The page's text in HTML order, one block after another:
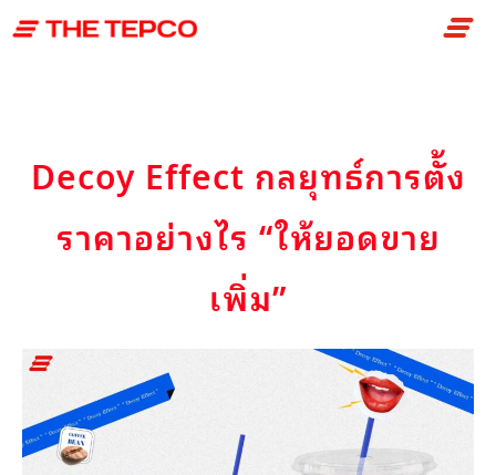
Skip
Decoy Effect กลยุทธ์การตั้ง
ราคาอย่างไร “ให้ยอดขาย
เพิ่ม”